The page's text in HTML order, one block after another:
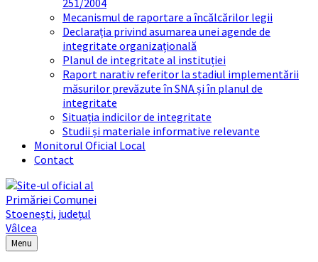
251/2004
Mecanismul de raportare a încălcărilor legii
Declarația privind asumarea unei agende de
integritate organizațională
Planul de integritate al instituției
Raport narativ referitor la stadiul implementării
măsurilor prevăzute în SNA și în planul de
integritate
Situația indicilor de integritate
Studii și materiale informative relevante
Monitorul Oficial Local
Contact
Menu